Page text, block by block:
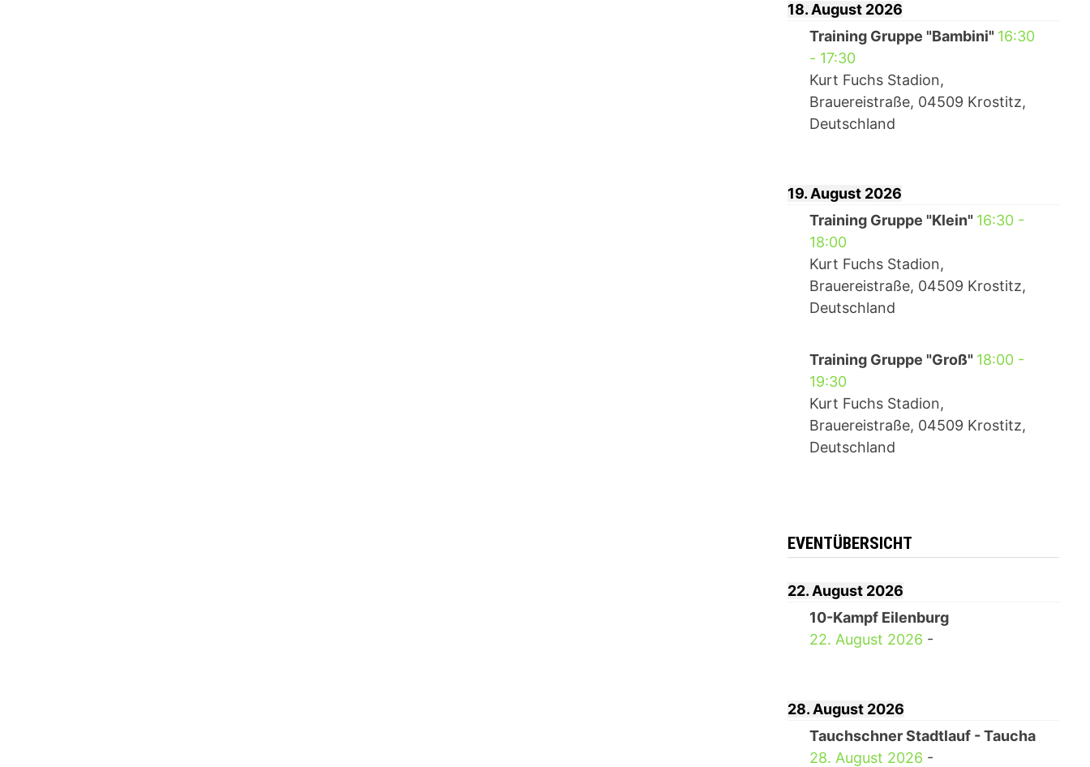
18. August 2026
Training Gruppe "Bambini" 16:30
- 17:30
Kurt Fuchs Stadion,
Brauereistraße, 04509 Krostitz,
Deutschland
19. August 2026
Training Gruppe "Klein" 16:30-
18:00
Kurt Fuchs Stadion,
Brauereistraße, 04509 Krostitz,
Deutschland
Training Gruppe "Groß" 18:00-
19:30
Kurt Fuchs Stadion,
Brauereistraße, 04509 Krostitz,
Deutschland
EVENTÜBERSICHT
22. August 2026
10-Kampf Eilenburg
22. August 2026 -
28. August 2026
Tauchschner Stadtlauf - Taucha
28. August 2026 -